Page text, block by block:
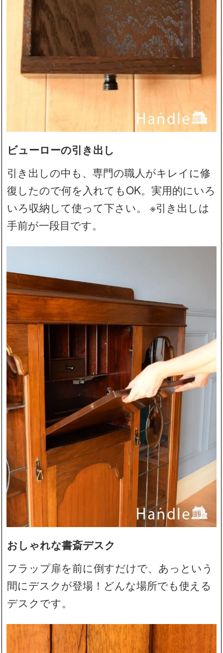
ビューローの引き出し
引き出しの中も、専門の職人がキレイに修
復したので何を入れてもOK。実用的にいろ
いろ収納して使って下さい。 ※引き出しは
手前が一段目です。
おしゃれな書斎デスク
フラップ扉を前に倒すだけで、あっという
間にデスクが登場！どんな場所でも使える
デスクです。